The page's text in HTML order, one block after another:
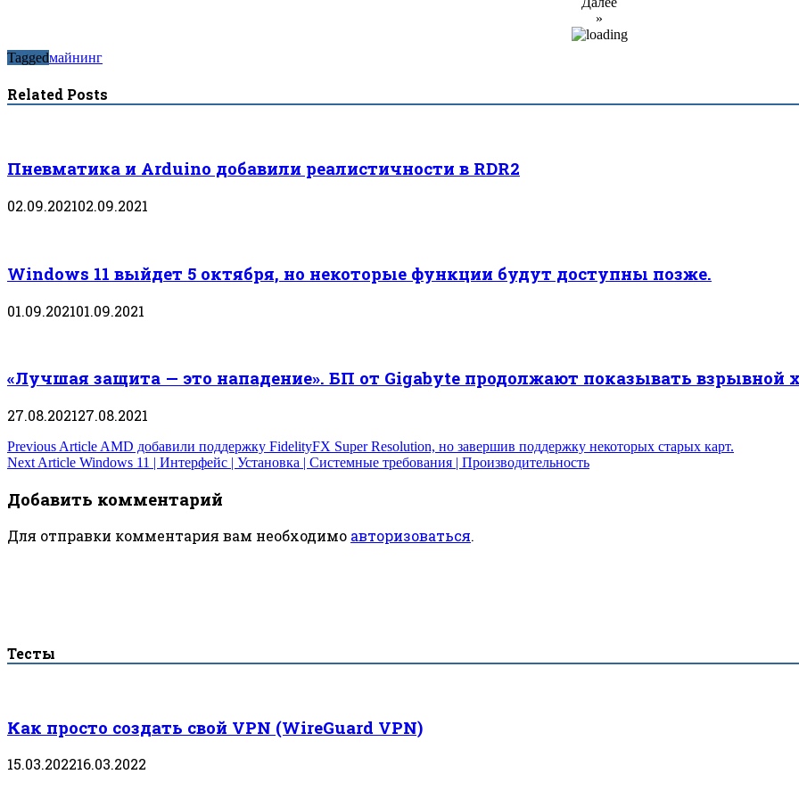
»
Taggedмайнинг
Related Posts
Пневматика и Arduino добавили реалистичности в RDR2
02.09.202102.09.2021
Windows 11 выйдет 5 октября, но некоторые функции будут доступны позже.
01.09.202101.09.2021
«Лучшая защита — это нападение». БП от Gigabyte продолжают показывать взрывной
27.08.202127.08.2021
Навигация
записям
Previous Article AMD добавили поддержку FidelityFX Super Resolution, но завершив поддержку некоторых старых карт.
Next Article Windows 11 | Интерфейс | Установка | Системные требования | Производительность
Добавить комментарий
Для отправки комментария вам необходимо авторизоваться.
Тесты
Как просто создать свой VPN (WireGuard VPN)
15.03.202216.03.2022